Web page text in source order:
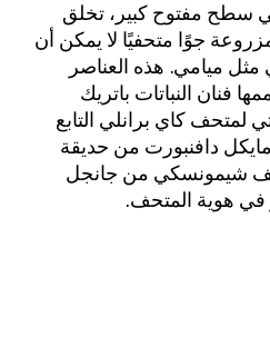
سطح مفتوح كبير، تخلق
جوًا متحفيًا لا يمكن أن
مثل ميامي. هذه العناصر
فنان النباتات باتريك
لمتحف كاي برانلي التابع
مايكل دافنبورت من حديقة
شيمونسكي من جانجل
في هوية المتحف.